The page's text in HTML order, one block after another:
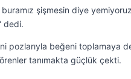
buramız şişmesin diye
dedi.
pozlarıyla beğeni toplamaya
tanımakta güçlük çekti.